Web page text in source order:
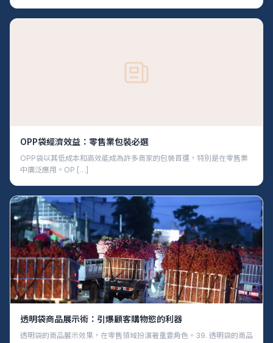
OPP袋經濟效益：零售業包裝必選
OPP袋以其低成本和高效能成為許多商家的包裝首選，特別是在零售業
中廣泛應用。OP […]
透明袋商品展示術：引爆顧客購物慾的利器
透明袋的商品展示效果，在零售領域扮演著重要角色。39. 透明袋的商品